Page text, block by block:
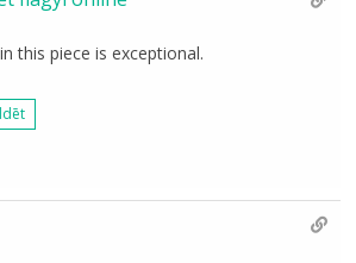
this piece is exceptional.